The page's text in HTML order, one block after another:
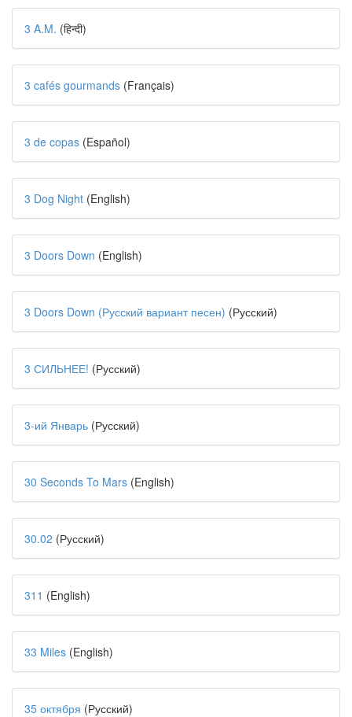
3 A.M. (हिन्दी)
3 cafés gourmands (Français)
3 de copas (Español)
3 Dog Night (English)
3 Doors Down (English)
3 Doors Down (Русский вариант песен) (Русский)
3 СИЛЬНЕЕ! (Русский)
3-ий Январь (Русский)
30 Seconds To Mars (English)
30.02 (Русский)
311 (English)
33 Miles (English)
35 октября (Русский)